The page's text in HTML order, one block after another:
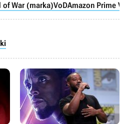
of War (marka)VoDAmazon Prime